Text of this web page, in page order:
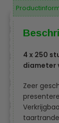
4 x 250
diameter
Zeer